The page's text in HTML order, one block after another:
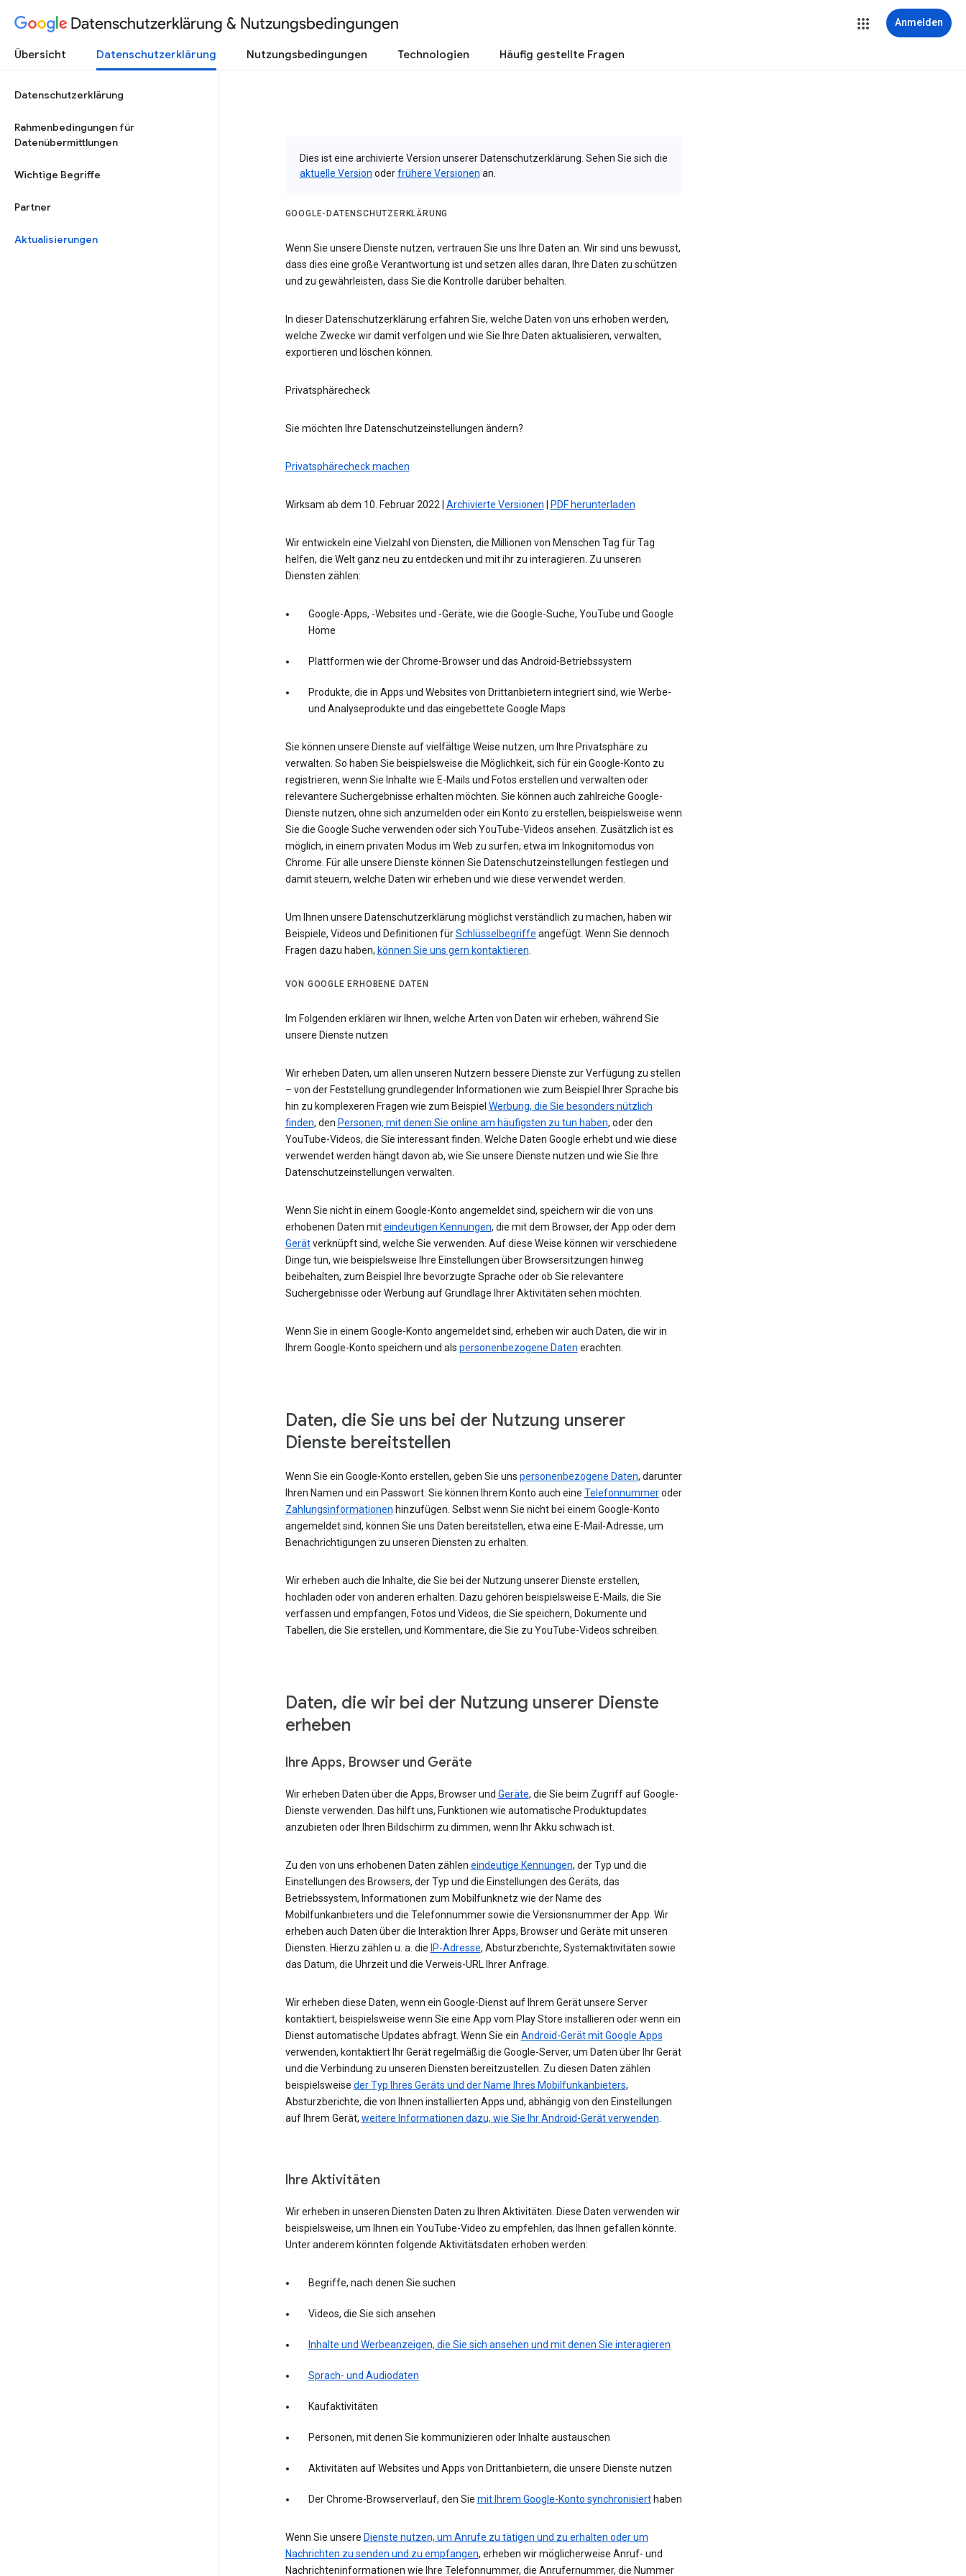
Datenschutzerklärung & Nutzungsbedingungen Anmelden
Übersicht Datenschutzerklärung Nutzungsbedingungen Technologien Häufig gestellte Fragen
Datenschutzerklärung
Rahmenbedingungen für
Datenübermittlungen
Wichtige Begriffe
Partner
Aktualisierungen
Dies ist eine archivierte Version unserer Datenschutzerklärung. Sehen Sie sich die
aktuelle Version oderfrühere Versionen an.
GOOGLE-DATENSCHUTZERKLÄRUNG
Wenn Sie unsere Dienste nutzen, vertrauen Sie uns Ihre Daten an. Wir sind uns bewusst,
dass dies eine große Verantwortung ist und setzen alles daran, Ihre Daten zu schützen
und zu gewährleisten, dass Sie die Kontrolle darüber behalten.
In dieser Datenschutzerklärung erfahren Sie, welche Daten von uns erhoben werden,
welche Zwecke wir damit verfolgen und wie Sie Ihre Daten aktualisieren, verwalten,
exportieren und löschen können.
Privatsphärecheck
Sie möchten Ihre Datenschutzeinstellungen ändern?
Privatsphärecheck machen
Wirksam ab dem 10. Februar 2022 | Archivierte Versionen PDF herunterladen
Wir entwickeln eine Vielzahl von Diensten, die Millionen von Menschen Tag für Tag
helfen, die Welt ganz neu zu entdecken und mit ihr zu interagieren. Zu unseren
Diensten zählen:
Google-Apps, -Websites und -Geräte, wie die Google-Suche, YouTube und Google
Home
Plattformen wie der Chrome-Browser und das Android-Betriebssystem
Produkte, die in Apps und Websites von Drittanbietern integriert sind, wie Werbe-
und Analyseprodukte und das eingebettete Google Maps
Sie können unsere Dienste auf vielfältige Weise nutzen, um Ihre Privatsphäre zu
verwalten. So haben Sie beispielsweise die Möglichkeit, sich für ein Google-Konto zu
registrieren, wenn Sie Inhalte wie E-Mails und Fotos erstellen und verwalten oder
relevantere Suchergebnisse erhalten möchten. Sie können auch zahlreiche Google-
Dienste nutzen, ohne sich anzumelden oder ein Konto zu erstellen, beispielsweise wenn
Sie die Google Suche verwenden oder sich YouTube-Videos ansehen. Zusätzlich ist es
möglich, in einem privaten Modus im Web zu surfen, etwa im Inkognitomodus von
Chrome. Für alle unsere Dienste können Sie Datenschutzeinstellungen festlegen und
damit steuern, welche Daten wir erheben und wie diese verwendet werden.
Um Ihnen unsere Datenschutzerklärung möglichst verständlich zu machen, haben wir
Beispiele, Videos und Definitionen fürSchlüsselbegriffe angefügt. Wenn Sie dennoch
Fragen dazu haben, können Sie uns gern kontaktieren.
VON GOOGLE ERHOBENE DATEN
Im Folgenden erklären wir Ihnen, welche Arten von Daten wir erheben, während Sie
unsere Dienste nutzen
Wir erheben Daten, um allen unseren Nutzern bessere Dienste zur Verfügung zu stellen
– von der Feststellung grundlegender Informationen wie zum Beispiel Ihrer Sprache bis
hin zu komplexeren Fragen wie zum Beispiel Werbung, die Sie besonders nützlich
finden, den Personen, mit denen Sie online am häufigsten zu tun haben, oder den
YouTube-Videos, die Sie interessant finden. Welche Daten Google erhebt und wie diese
verwendet werden hängt davon ab, wie Sie unsere Dienste nutzen und wie Sie Ihre
Datenschutzeinstellungen verwalten.
Wenn Sie nicht in einem Google-Konto angemeldet sind, speichern wir die von uns
erhobenen Daten miteindeutigen Kennungen, die mit dem Browser, der App oder dem
Gerätverknüpft sind, welche Sie verwenden. Auf diese Weise können wir verschiedene
Dinge tun, wie beispielsweise Ihre Einstellungen über Browsersitzungen hinweg
beibehalten, zum Beispiel Ihre bevorzugte Sprache oder ob Sie relevantere
Suchergebnisse oder Werbung auf Grundlage Ihrer Aktivitäten sehen möchten.
Wenn Sie in einem Google-Konto angemeldet sind, erheben wir auch Daten, die wir in
Ihrem Google-Konto speichern und als personenbezogene Daten erachten.
Daten, die Sie uns bei der Nutzung unserer
Dienste bereitstellen
Wenn Sie ein Google-Konto erstellen, geben Sie uns personenbezogene Daten, darunter
Ihren Namen und ein Passwort. Sie können Ihrem Konto auch eine Telefonnummeroder
Zahlungsinformationen hinzufügen. Selbst wenn Sie nicht bei einem Google-Konto
angemeldet sind, können Sie uns Daten bereitstellen, etwa eine E-Mail-Adresse, um
Benachrichtigungen zu unseren Diensten zu erhalten.
Wir erheben auch die Inhalte, die Sie bei der Nutzung unserer Dienste erstellen,
hochladen oder von anderen erhalten. Dazu gehören beispielsweise E-Mails, die Sie
verfassen und empfangen, Fotos und Videos, die Sie speichern, Dokumente und
Tabellen, die Sie erstellen, und Kommentare, die Sie zu YouTube-Videos schreiben.
Daten, die wir bei der Nutzung unserer Dienste
erheben
Ihre Apps, Browser und Geräte
Wir erheben Daten über die Apps, Browser und Geräte, die Sie beim Zugriff auf Google-
Dienste verwenden. Das hilft uns, Funktionen wie automatische Produktupdates
anzubieten oder Ihren Bildschirm zu dimmen, wenn Ihr Akku schwach ist.
Zu den von uns erhobenen Daten zählen eindeutige Kennungen, der Typ und die
Einstellungen des Browsers, der Typ und die Einstellungen des Geräts, das
Betriebssystem, Informationen zum Mobilfunknetz wie der Name des
Mobilfunkanbieters und die Telefonnummer sowie die Versionsnummer der App. Wir
erheben auch Daten über die Interaktion Ihrer Apps, Browser und Geräte mit unseren
Diensten. Hierzu zählen u. a. die IP-Adresse, Absturzberichte, Systemaktivitäten sowie
das Datum, die Uhrzeit und die Verweis-URL Ihrer Anfrage.
Wir erheben diese Daten, wenn ein Google-Dienst auf Ihrem Gerät unsere Server
kontaktiert, beispielsweise wenn Sie eine App vom Play Store installieren oder wenn ein
Dienst automatische Updates abfragt. Wenn Sie ein Android-Gerät mit Google Apps
verwenden, kontaktiert Ihr Gerät regelmäßig die Google-Server, um Daten über Ihr Gerät
und die Verbindung zu unseren Diensten bereitzustellen. Zu diesen Daten zählen
beispielsweise der Typ Ihres Geräts und der Name Ihres Mobilfunkanbieters,
Absturzberichte, die von Ihnen installierten Apps und, abhängig von den Einstellungen
auf Ihrem Gerät, weitere Informationen dazu, wie Sie Ihr Android-Gerät verwenden.
Ihre Aktivitäten
Wir erheben in unseren Diensten Daten zu Ihren Aktivitäten. Diese Daten verwenden wir
beispielsweise, um Ihnen ein YouTube-Video zu empfehlen, das Ihnen gefallen könnte.
Unter anderem könnten folgende Aktivitätsdaten erhoben werden:
Begriffe, nach denen Sie suchen
Videos, die Sie sich ansehen
Inhalte und Werbeanzeigen, die Sie sich ansehen und mit denen Sie interagieren
Sprach- und Audiodaten
Kaufaktivitäten
Personen, mit denen Sie kommunizieren oder Inhalte austauschen
Aktivitäten auf Websites und Apps von Drittanbietern, die unsere Dienste nutzen
Der Chrome-Browserverlauf, den Sie mit Ihrem Google-Konto synchronisierthaben
Wenn Sie unsere Dienste nutzen, um Anrufe zu tätigen und zu erhalten oder um
Nachrichten zu senden und zu empfangen, erheben wir möglicherweise Anruf- und
Nachrichteninformationen wie Ihre Telefonnummer, die Anrufernummer, die Nummer